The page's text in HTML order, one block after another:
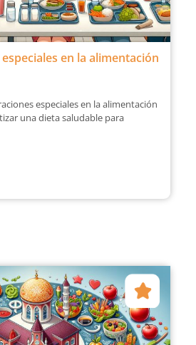
en la alimentación
especiales en la alimentación
una dieta saludable para